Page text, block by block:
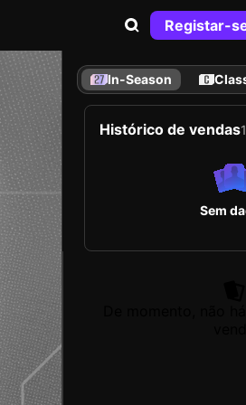
Registar-
In-Season
Histórico de vendas
Sem